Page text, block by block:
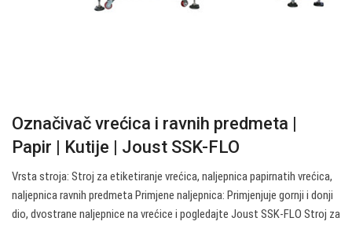
Označivač vrećica i ravnih predmeta |
Papir | Kutije | Joust SSK-FLO
Vrsta stroja: Stroj za etiketiranje vrećica, naljepnica papirnatih vrećica,
naljepnica ravnih predmeta Primjene naljepnica: Primjenjuje gornji i donji
dio, dvostrane naljepnice na vrećice i pogledajte Joust SSK-FLO Stroj za